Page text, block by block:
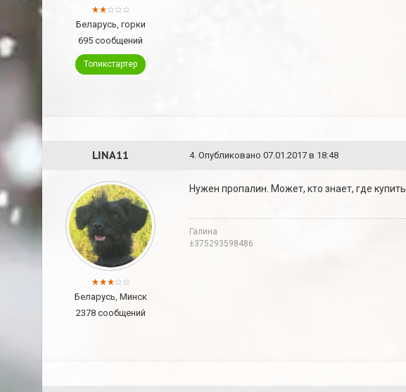
Беларусь, горки
695 сообщений
Топикстартер
LINA11 4. Опубликовано 07.01.2017 в 18:48
Беларусь, Минск
2378 сообщений
Нужен пропалин. Может, кто знает, где купить.
Галина
±375293598486